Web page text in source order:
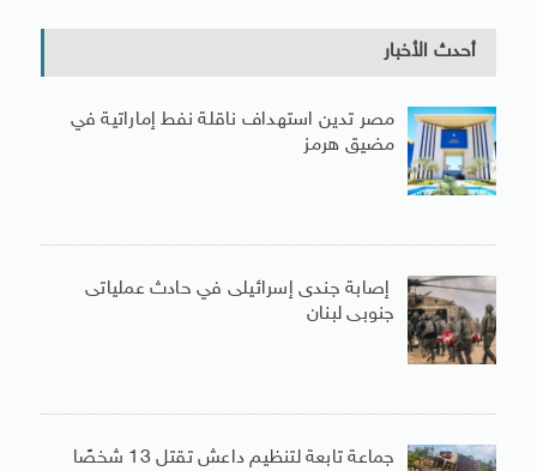
أحدث الأخبار
مصر تدين استهداف ناقلة نفط إماراتية في
مضيق هرمز
إصابة جندى إسرائيلى في حادث عملياتى
جنوبى لبنان
جماعة تابعة لتنظيم داعش تقتل 13 شخصًا